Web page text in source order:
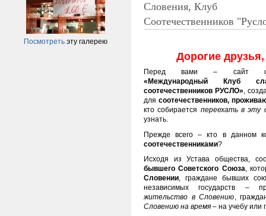
Словения, Клуб
Соотечественников
Дорогие друзья,
Перед вами – сайт
«Международный Клуб
соотечественников РУСЛО»,
для соотечественников,
кто собирается переехать в эту
узнать.
Прежде всего – кто в данном
соотечественниками?
Исходя из Устава общества,
бывшего Советского Союза ,
Словении , граждане бывших
независимых государств –
жительство в Словению ,
Словению на время – на учебу или
Посмотреть эту галерею